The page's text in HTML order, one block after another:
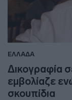
ΕΛΛΑΔΑ
Δικογραφία
εμβολίαζε
σκουπίδια